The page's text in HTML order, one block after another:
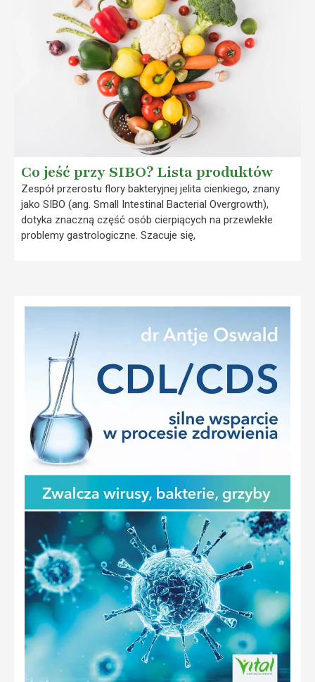
Co jeść przy SIBO? Lista produktów
Zespół przerostu flory bakteryjnej jelita cienkiego, znany
jako SIBO (ang. Small Intestinal Bacterial Overgrowth),
dotyka znaczną część osób cierpiących na przewlekłe
problemy gastrologiczne. Szacuje się,